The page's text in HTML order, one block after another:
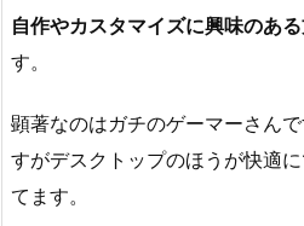
自作やカスタマイズに興味のあ
す。
顕著なのはガチのゲーマーさん
すがデスクトップのほうが快適
てます。